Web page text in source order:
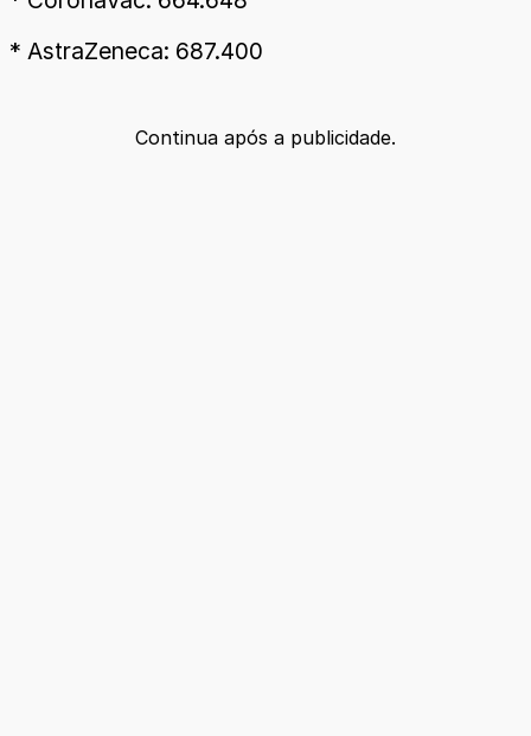
* AstraZeneca: 687.400
Continua após a publicidade.